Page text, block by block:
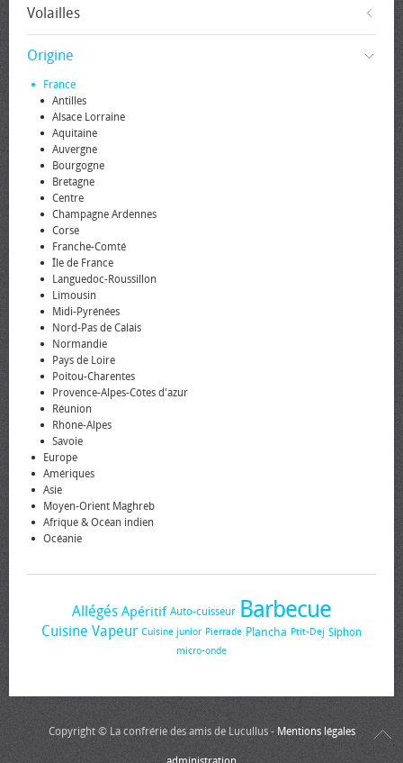
Volailles
Origine
France
Antilles
Alsace Lorraine
Aquitaine
Auvergne
Bourgogne
Bretagne
Centre
Champagne Ardennes
Corse
Franche-Comté
Île de France
Languedoc-Roussillon
Limousin
Midi-Pyrénées
Nord-Pas de Calais
Normandie
Pays de Loire
Poitou-Charentes
Provence-Alpes-Côtes d'azur
Réunion
Rhône-Alpes
Savoie
Europe
Amériques
Asie
Moyen-Orient Maghreb
Afrique & Océan indien
Océanie
Allégés Apéritif Auto-cuisseur Barbecue
Cuisine Vapeur Cuisine junior Pierrade Plancha Ptit-Dej Siphon
micro-onde
Copyright © La confrérie des amis de Lucullus -Mentions légales